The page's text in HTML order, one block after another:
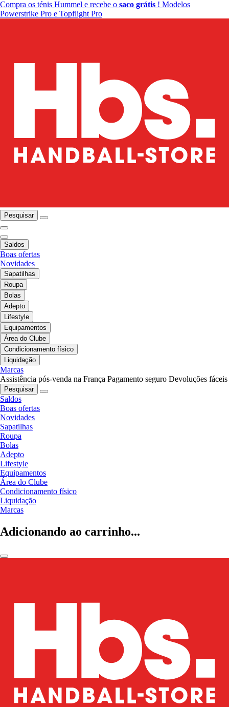
Compra os ténis Hummel e recebe o saco grátis ! Modelos
Powerstrike Pro e Topflight Pro
Pesquisar
Saldos
Boas ofertas
Novidades
Sapatilhas
Roupa
Bolas
Adepto
Lifestyle
Equipamentos
Área do Clube
Condicionamento físico
Liquidação
Marcas
Assistência pós-venda na França Pagamento seguro Devoluções fáceis
Pesquisar
Saldos
Boas ofertas
Novidades
Sapatilhas
Roupa
Bolas
Adepto
Lifestyle
Equipamentos
Área do Clube
Condicionamento físico
Liquidação
Marcas
Adicionando ao carrinho...